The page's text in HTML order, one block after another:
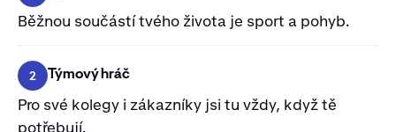
Běžnou součástí tvého života je sport a pohyb.
2
Týmový hráč
Pro své kolegy i zákazníky jsi tu vždy, když tě
potřebují.